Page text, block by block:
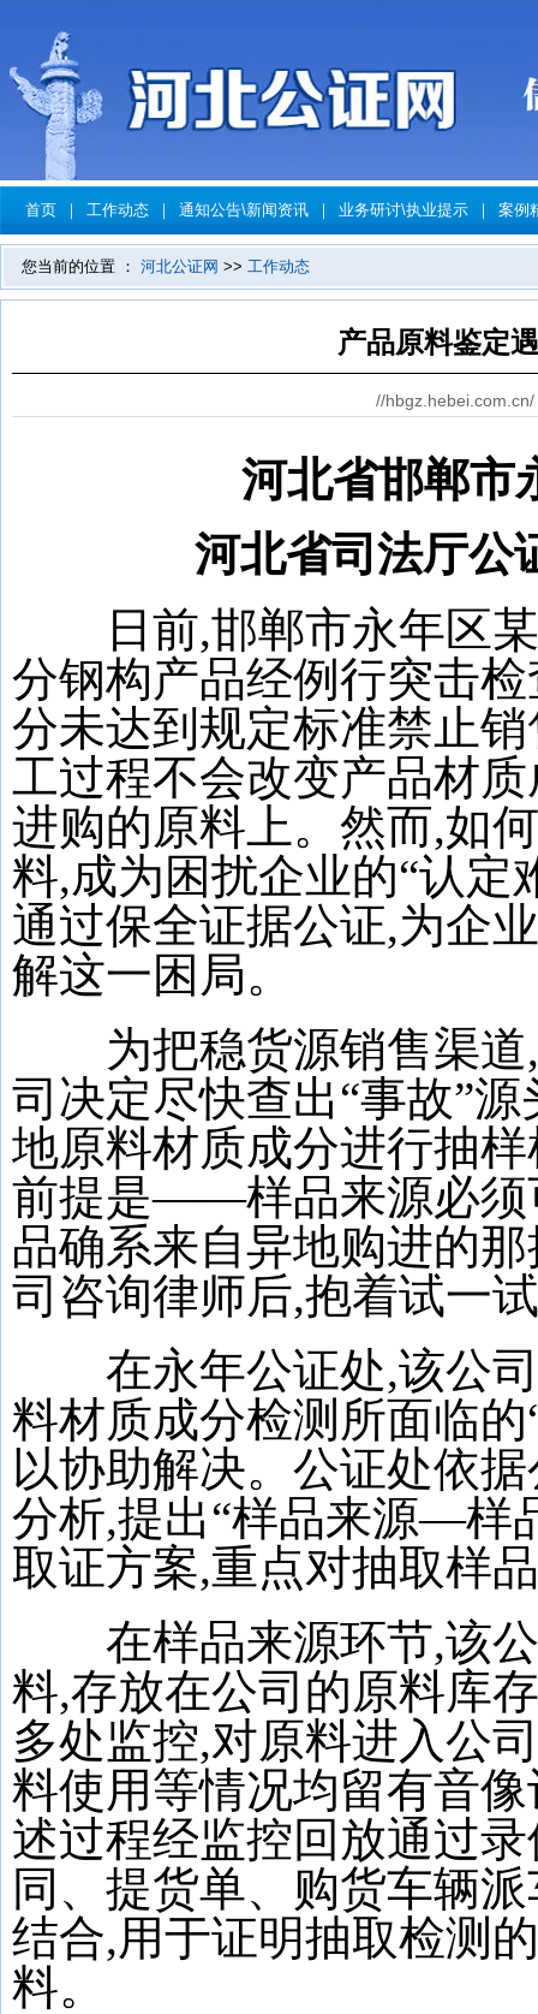
首页 ｜ 工作动态 ｜ 通知公告\新闻资讯 ｜ 业务研讨\执业提示 ｜ 案例
您当前的位置 ： 河北公证网 >> 工作动态
产品原料鉴定
//hbgz.hebei.com.cn/
河北省邯郸市
河北省司法厅公
日前,邯郸市永年区某
分钢构产品经例行突击
分未达到规定标准禁止
工过程不会改变产品材
进购的原料上。然而,如
料,成为困扰企业的“认定
通过保全证据公证,为企
解这一困局。
为把稳货源销售渠道,
司决定尽快查出“事故”
地原料材质成分进行抽
前提是——样品来源必须
品确系来自异地购进的
司咨询律师后,抱着试一
在永年公证处,该公司
料材质成分检测所面临
以协助解决。公证处依
分析,提出“样品来源—样
取证方案,重点对抽取样
在样品来源环节,该公
料,存放在公司的原料库
多处监控,对原料进入公
料使用等情况均留有音
述过程经监控回放通过
同、提货单、购货车辆
结合,用于证明抽取检测
料。